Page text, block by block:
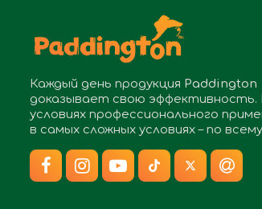
Каждый день продукция Paddington
доказывает свою эффективность.
условиях профессионального
в самых сложных условиях – по